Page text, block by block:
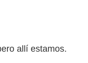
allí estamos.